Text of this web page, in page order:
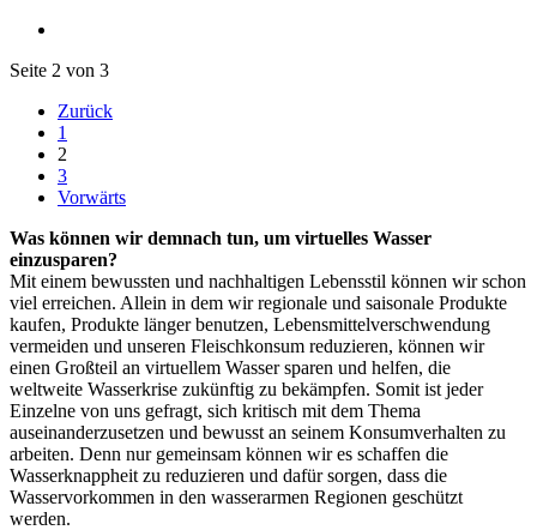
Seite 2 von 3
Zurück
1
2
3
Vorwärts
Was können wir demnach tun, um virtuelles Wasser
einzusparen?
Mit einem bewussten und nachhaltigen Lebensstil können wir schon
viel erreichen. Allein in dem wir regionale und saisonale Produkte
kaufen, Produkte länger benutzen, Lebensmittelverschwendung
vermeiden und unseren Fleischkonsum reduzieren, können wir
einen Großteil an virtuellem Wasser sparen und helfen, die
weltweite Wasserkrise zukünftig zu bekämpfen. Somit ist jeder
Einzelne von uns gefragt, sich kritisch mit dem Thema
auseinanderzusetzen und bewusst an seinem Konsumverhalten zu
arbeiten. Denn nur gemeinsam können wir es schaffen die
Wasserknappheit zu reduzieren und dafür sorgen, dass die
Wasservorkommen in den wasserarmen Regionen geschützt
werden.